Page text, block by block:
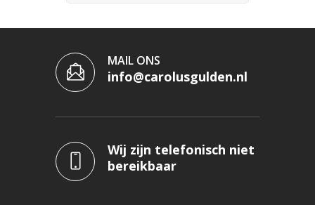
MAIL ONS
info@carolusgulden.nl
Wij zijn telefonisch niet
bereikbaar